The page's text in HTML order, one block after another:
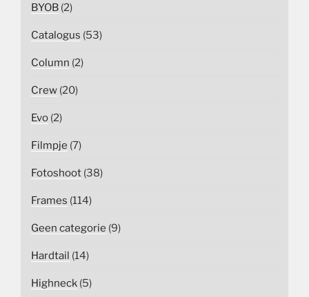
BYOB (2)
Catalogus (53)
Column (2)
Crew (20)
Evo (2)
Filmpje (7)
Fotoshoot (38)
Frames (114)
Geen categorie (9)
Hardtail (14)
Highneck (5)